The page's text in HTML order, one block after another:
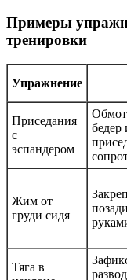
Примеры
тренировки
Упражнение
Приседания
с
эспандером
бедер
Жим от
груди сидя
Тяга в